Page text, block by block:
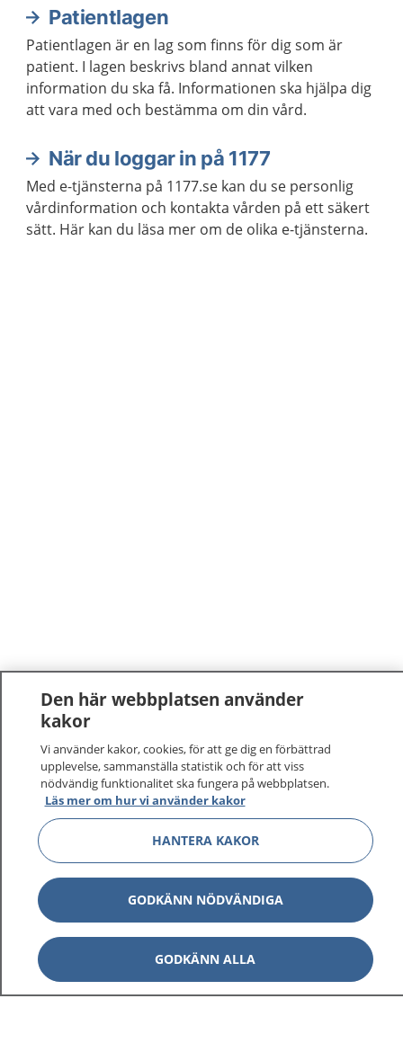
Patientlagen
Patientlagen är en lag som finns för dig som är
patient. I lagen beskrivs bland annat vilken
information du ska få. Informationen ska hjälpa dig
att vara med och bestämma om din vård.
När du loggar in på 1177
Med e-tjänsterna på 1177.se kan du se personlig
vårdinformation och kontakta vården på ett säkert
sätt. Här kan du läsa mer om de olika e-tjänsterna.
1177–tryggt om din hälsa och vård
På 1177.se får du råd om hälsa och information om
sjukdomar och vilka mottagningar du kan kontakta.
Logga in för att läsa din journal och göra dina
sjukvårdsrådgivning dygnet runt.
1177 ger dig råd när du vill må bättre.
Den här webbplatsen använder
kakor
Vi använder kakor, cookies, för att ge dig en förbättrad
upplevelse, sammanställa statistik och för att viss
nödvändig funktionalitet ska fungera på webbplatsen.
Läs mer om hur vi använder kakor
HANTERA KAKOR
GODKÄNN NÖDVÄNDIGA
GODKÄNN ALLA